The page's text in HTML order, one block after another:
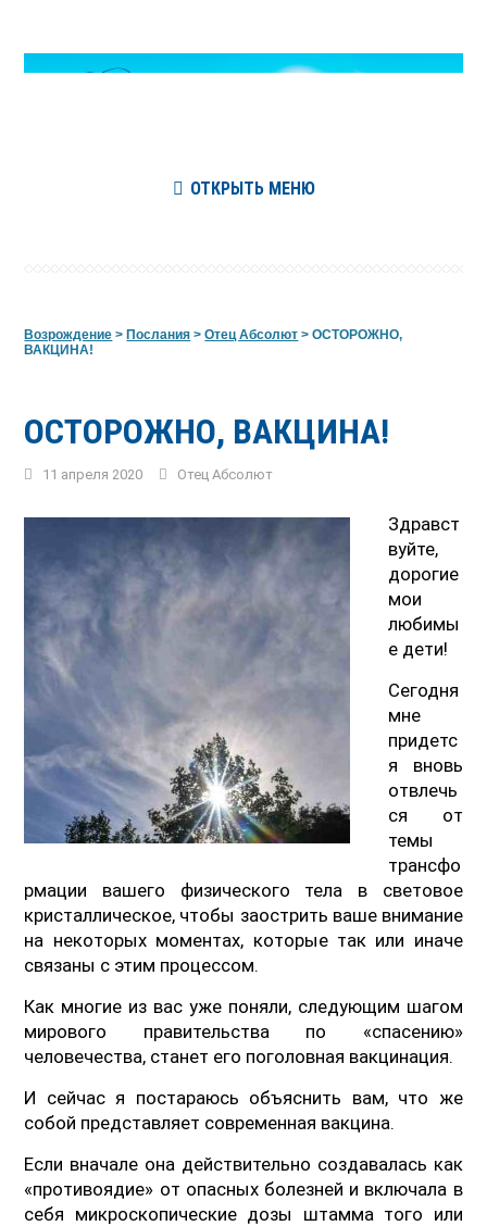
ОТКРЫТЬ МЕНЮ
Возрождение >Послания >Отец Абсолют >ОСТОРОЖНО,
ВАКЦИНА!
ОСТОРОЖНО, ВАКЦИНА!
11 апреля 2020 Отец Абсолют
Здравст
вуйте,
дорогие
мои
любимы
е дети!
Сегодня
мне
придетс
я вновь
отвлечь
ся от
темы
трансфо
рмации вашего физического тела в световое
кристаллическое, чтобы заострить ваше внимание
на некоторых моментах, которые так или иначе
связаны с этим процессом.
Как многие из вас уже поняли, следующим шагом
мирового правительства по «спасению»
человечества, станет его поголовная вакцинация.
И сейчас я постараюсь объяснить вам, что же
собой представляет современная вакцина.
Если вначале она действительно создавалась как
«противоядие» от опасных болезней и включала в
себя микроскопические дозы штамма того или